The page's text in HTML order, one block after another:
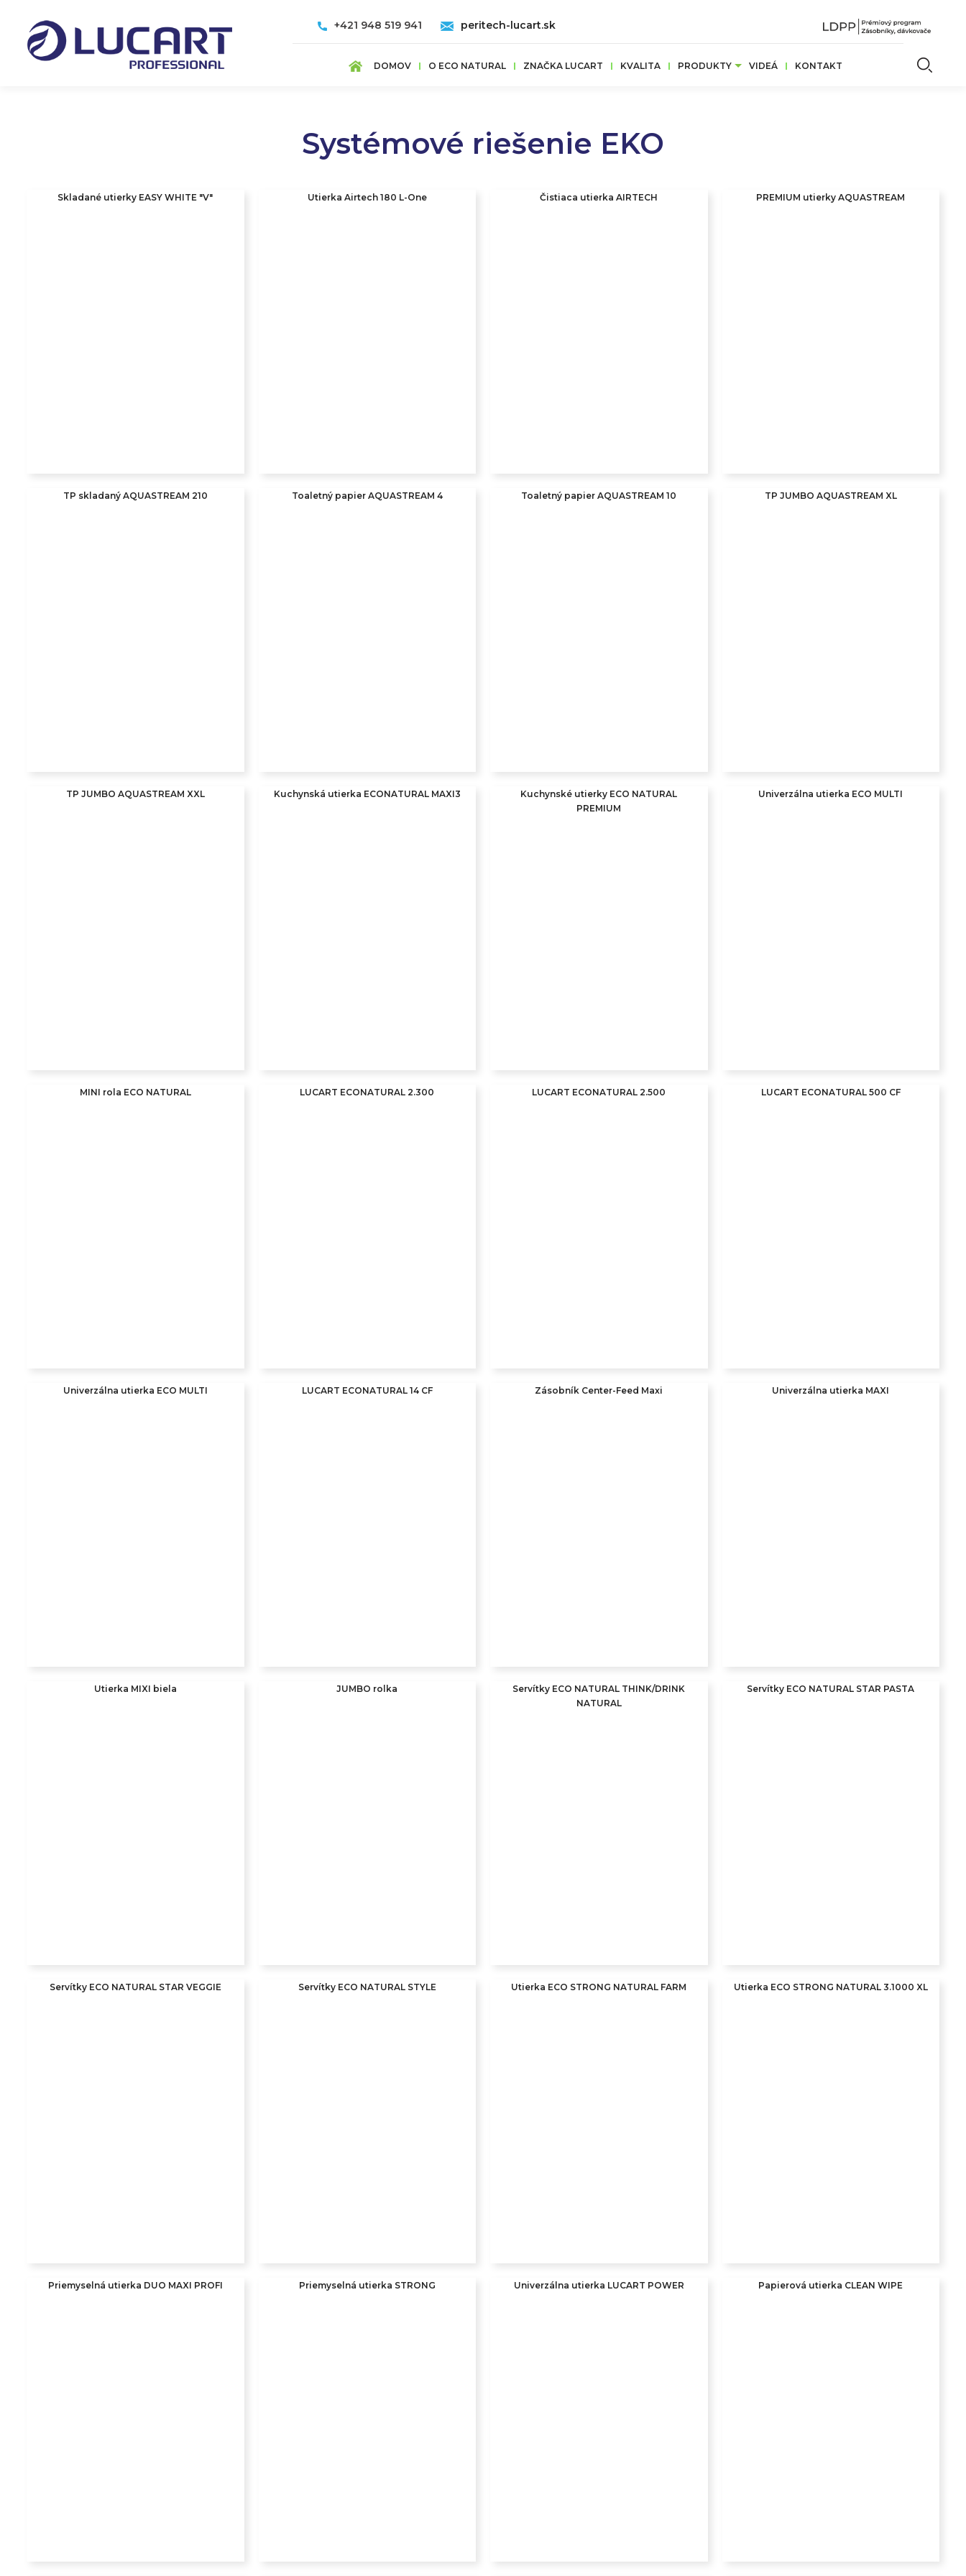
hlavný
obsah
DOMOV O ECO NATURAL ZNAČKA LUCART KVALITA PRODUKTY VIDEÁ KONTAKT
+421 948 519 941 peritech-lucart.sk
Systémové riešenie EKO
Skladané utierky EASY WHITE "V" Utierka Airtech 180 L-One Čistiaca utierka AIRTECH PREMIUM utierky AQUASTREAM
TP skladaný AQUASTREAM 210 Toaletný papier AQUASTREAM 4 Toaletný papier AQUASTREAM 10 TP JUMBO AQUASTREAM XL
TP JUMBO AQUASTREAM XXL Kuchynská utierka ECONATURAL MAXI3
Kuchynské utierky ECO NATURAL
PREMIUM
Univerzálna utierka ECO MULTI
MINI rola ECO NATURAL LUCART ECONATURAL 2.300 LUCART ECONATURAL 2.500 LUCART ECONATURAL 500 CF
Univerzálna utierka ECO MULTI LUCART ECONATURAL 14 CF Zásobník Center-Feed Maxi Univerzálna utierka MAXI
Utierka MIXI biela JUMBO rolka
Servítky ECO NATURAL THINK/DRINK
NATURAL
Servítky ECO NATURAL STAR PASTA
Servítky ECO NATURAL STAR VEGGIE Servítky ECO NATURAL STYLE Utierka ECO STRONG NATURAL FARM Utierka ECO STRONG NATURAL 3.1000 XL
Priemyselná utierka DUO MAXI PROFI Priemyselná utierka STRONG Univerzálna utierka LUCART POWER Papierová utierka CLEAN WIPE